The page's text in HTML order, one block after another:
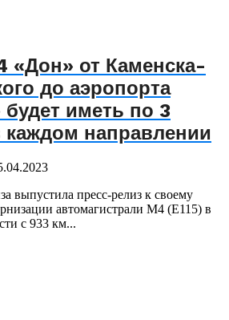
«Дон» от Каменска-
до аэропорта
иметь по 3
направлении
выпустила пресс-релиз к своему
автомагистрали М4 (Е115) в
с 933 км...